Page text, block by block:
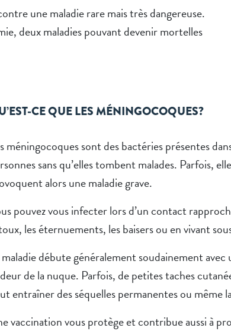
une maladie rare mais très dangereuse.
deux maladies pouvant devenir mortelles
CE QUE LES MÉNINGOCOQUES?
méningocoques sont des bactéries présentes
sans qu’elles tombent malades. Parfois,
alors une maladie grave.
pouvez vous infecter lors d’un contact
les éternuements, les baisers ou en vivant
maladie débute généralement soudainement
de la nuque. Parfois, de petites taches
entraîner des séquelles permanentes ou même
vaccination vous protège et contribue aussi à